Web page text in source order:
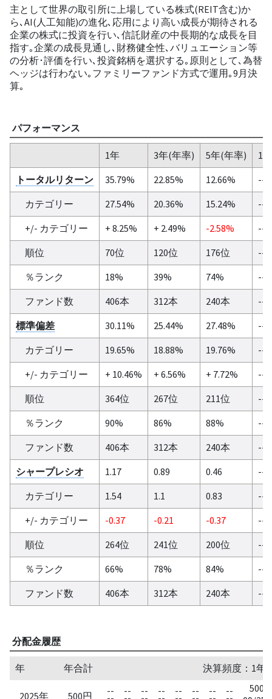
主として世界の取引所に上場している株式(REIT含む)か
ら､AI(人工知能)の進化､応用により高い成長が期待される
企業の株式に投資を行い､信託財産の中長期的な成長を目
指す｡企業の成長見通し､財務健全性､バリュエーション等
の分析･評価を行い､投資銘柄を選択する｡原則として､為替
ヘッジは行わない｡ファミリーファンド方式で運用｡9月決
算｡
パフォーマンス
1年 3年(年率) 5年(年率)
10
トータルリターン
35.79% 22.85% 12.66%
--
カテゴリー
27.54% 20.36% 15.24%
--
+/- カテゴリー
+ 8.25% + 2.49% -2.58%
--
順位
70位 120位 176位
--
％ランク
18% 39% 74%
--
ファンド数
406本 312本 240本
--
標準偏差
30.11% 25.44% 27.48%
--
カテゴリー
19.65% 18.88% 19.76%
--
+/- カテゴリー
+ 10.46% + 6.56% + 7.72%
--
順位
364位 267位 211位
--
％ランク
90% 86% 88%
--
ファンド数
406本 312本 240本
--
シャープレシオ
1.17 0.89 0.46
--
カテゴリー
1.54 1.1 0.83
--
+/- カテゴリー
-0.37 -0.21 -0.37
--
順位
264位 241位 200位
--
％ランク
66% 78% 84%
--
ファンド数
406本 312本 240本 --
分配金履歴
年 年合計 決算頻度：1年
2025年 500円 -- -- -- -- -- -- -- --
500